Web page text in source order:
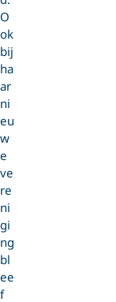
O
ok
bij
ha
ar
ni
eu
w
e
ve
re
ni
gi
ng
bl
ee
f